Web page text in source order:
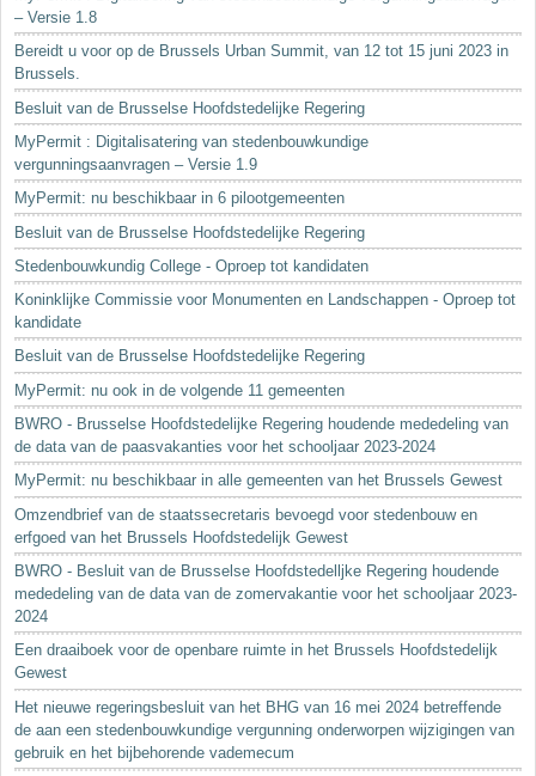
– Versie 1.8
Bereidt u voor op de Brussels Urban Summit, van 12 tot 15 juni 2023 in
Brussels.
Besluit van de Brusselse Hoofdstedelijke Regering
MyPermit : Digitalisatering van stedenbouwkundige
vergunningsaanvragen – Versie 1.9
MyPermit: nu beschikbaar in 6 pilootgemeenten
Besluit van de Brusselse Hoofdstedelijke Regering
Stedenbouwkundig College - Oproep tot kandidaten
Koninklijke Commissie voor Monumenten en Landschappen - Oproep tot
kandidate
Besluit van de Brusselse Hoofdstedelijke Regering
MyPermit: nu ook in de volgende 11 gemeenten
BWRO - Brusselse Hoofdstedelijke Regering houdende mededeling van
de data van de paasvakanties voor het schooljaar 2023-2024
MyPermit: nu beschikbaar in alle gemeenten van het Brussels Gewest
Omzendbrief van de staatssecretaris bevoegd voor stedenbouw en
erfgoed van het Brussels Hoofdstedelijk Gewest
BWRO - Besluit van de Brusselse Hoofdstedelljke Regering houdende
mededeling van de data van de zomervakantie voor het schooljaar 2023-
2024
Een draaiboek voor de openbare ruimte in het Brussels Hoofdstedelijk
Gewest
Het nieuwe regeringsbesluit van het BHG van 16 mei 2024 betreffende
de aan een stedenbouwkundige vergunning onderworpen wijzigingen van
gebruik en het bijbehorende vademecum